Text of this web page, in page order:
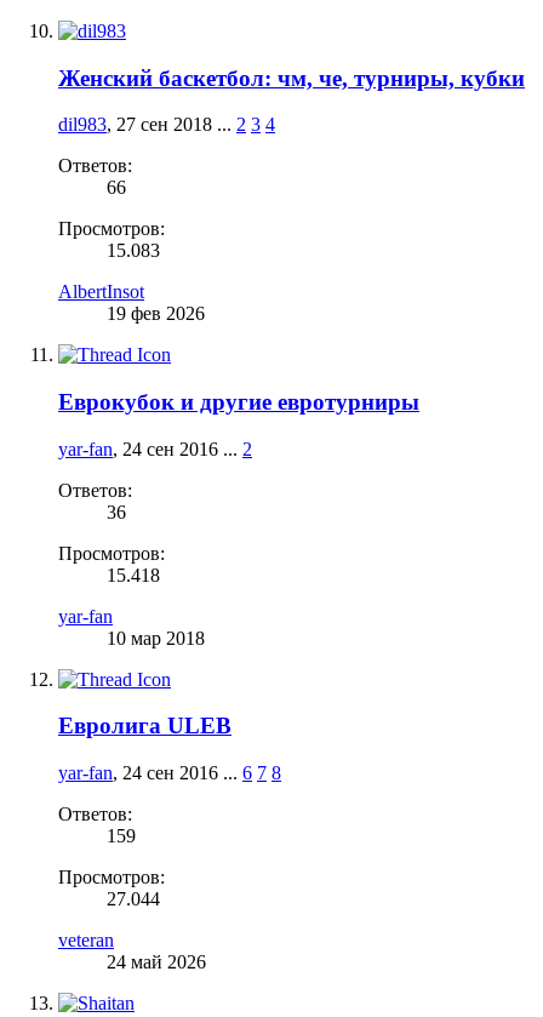
Женский баскетбол: чм, че, турниры, кубки
dil983, 27 сен 2018 ... 2 3 4
Ответов:
66
Просмотров:
15.083
AlbertInsot
19 фев 2026
Еврокубок и другие евротурниры
yar-fan, 24 сен 2016 ... 2
Ответов:
36
Просмотров:
15.418
yar-fan
10 мар 2018
Евролига ULEB
yar-fan, 24 сен 2016 ... 6 7 8
Ответов:
159
Просмотров:
27.044
veteran
24 май 2026